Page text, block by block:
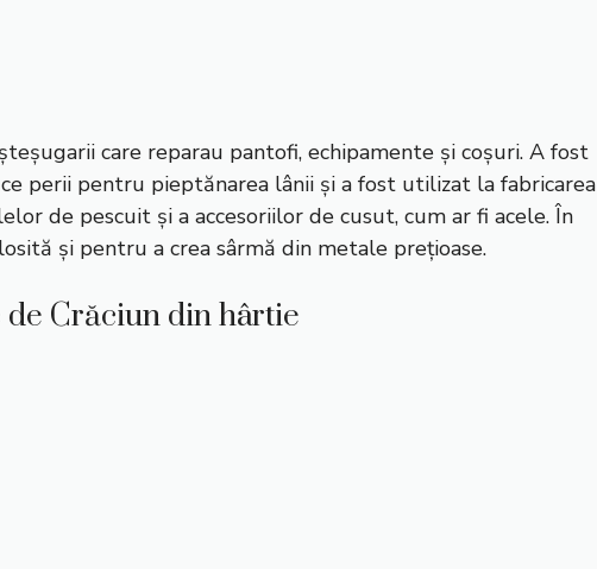
care reparau pantofi, echipamente și coșuri. A fost
perii pentru pieptănarea lânii și a fost utilizat la fabricarea
de pescuit și a accesoriilor de cusut, cum ar fi acele. În
și pentru a crea sârmă din metale prețioase.
Crăciun din hârtie